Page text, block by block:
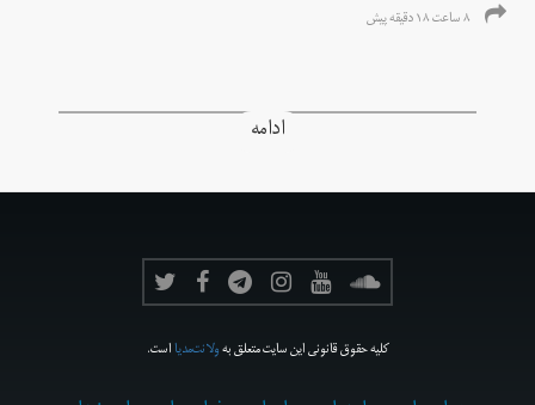
۸ ساعت ۱۸ دقیقه پیش
ادامه
کلیه حقوق قانونی این سایت متعلق بهولانت‌مدیااست.